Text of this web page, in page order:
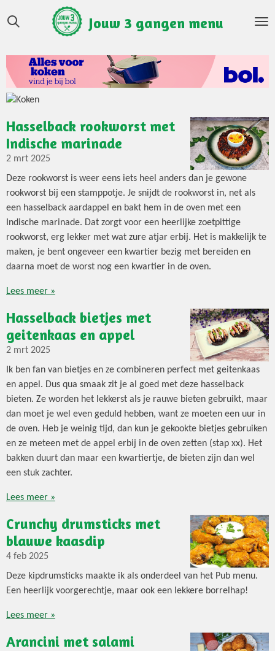
direct
de
hoofdinhoud
Jouw 3 gangen menu
Hasselback rookworst met
Indische marinade
2 mrt 2025
Deze rookworst is weer eens iets heel anders dan je gewone
rookworst bij een stamppotje. Je snijdt de rookworst in, net als
een hasselback aardappel en bakt hem in de oven met een
Indische marinade. Dat zorgt voor een heerlijke zoetpittige
rookworst, erg lekker met wat zure atjar erbij. Het is makkelijk te
maken, je bent ongeveer een kwartier bezig met bereiden en
daarna moet de worst nog een kwartier in de oven.
Lees meer »
Hasselback bietjes met
geitenkaas en appel
2 mrt 2025
Ik ben fan van bietjes en ze combineren perfect met geitenkaas
en appel. Dus qua smaak zit je al goed met deze hasselback
bieten. Ze worden het lekkerst als je rauwe bieten gebruikt, maar
dan moet je wel even geduld hebben, want ze moeten een uur in
de oven. Heb je weinig tijd, dan kun je gekookte bietjes gebruiken
en ze meteen met de appel erbij in de oven zetten (stap xx). Het
bakken duurt dan maar een kwartiertje, de bieten zijn dan wel
een stuk zachter.
Lees meer »
Crunchy drumsticks met
blauwe kaasdip
4 feb 2025
Deze kipdrumsticks maakte ik als onderdeel van het Pub menu.
Een heerlijk voorgerechtje, maar ook een lekkere borrelhap!
Lees meer »
Arancini met salami